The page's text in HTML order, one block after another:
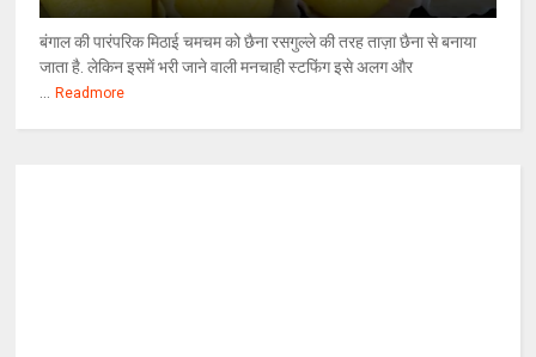
बंगाल की पारंपरिक मिठाई चमचम को छैना रसगुल्ले की तरह ताज़ा छैना से बनाया
जाता है. लेकिन इसमें भरी जाने वाली मनचाही स्टफिंग इसे अलग और
Readmore